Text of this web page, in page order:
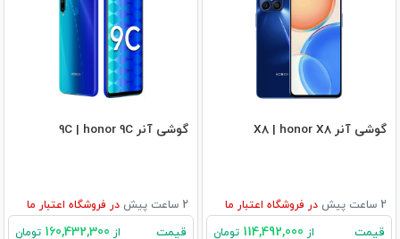
گوشی آنر X8 | honor X8
2 ساعت پیش در فروشگاه اعتبار ما
قیمت از تومان
گوشی آنر 9C | honor 9C
2 ساعت پیش در فروشگاه اعتبار ما
قیمت از تومان